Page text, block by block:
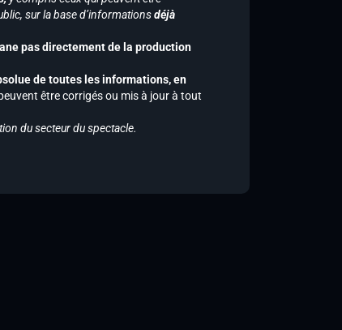
sur la base d’informationsdéjà
pas directement de la production
de toutes les informations, en
être corrigés ou mis à jour à tout
du secteur du spectacle.